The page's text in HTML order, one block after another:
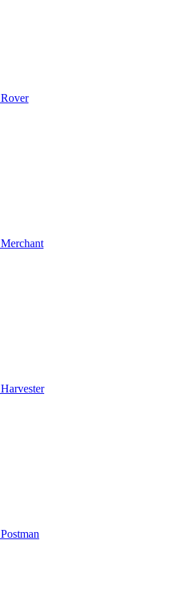
Rover
Merchant
Harvester
Postman